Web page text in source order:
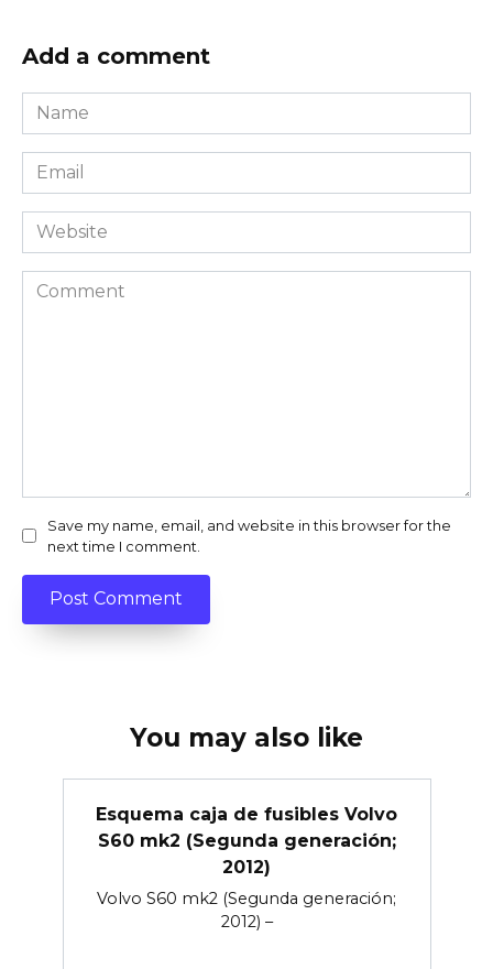
Add a comment
Name
*
Email
*
Website
Comment
Save my name, email, and website in this browser for the
next time I comment.
You may also like
Esquema caja de fusibles Volvo
S60 mk2 (Segunda generación;
2012)
Volvo S60 mk2 (Segunda generación;
2012) –